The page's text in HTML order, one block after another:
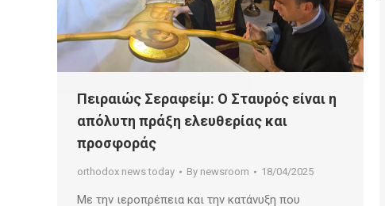
Πειραιώς Σεραφείμ: Ο Σταυρός είναι η
απόλυτη πράξη ελευθερίας και
προσφοράς
orthodox news today By newsroom 18/04/2025
Με την ιεροπρέπεια και την κατάνυξη που